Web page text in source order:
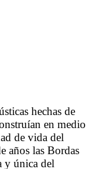
hechas de
en medio
de vida del
años las Bordas
y única del